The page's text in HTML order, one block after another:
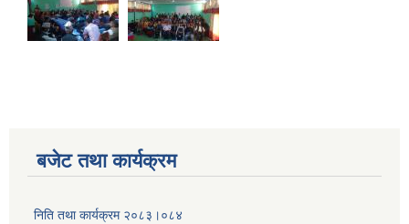
बजेट तथा कार्यक्रम
निति तथा कार्यक्रम २०८३।०८४